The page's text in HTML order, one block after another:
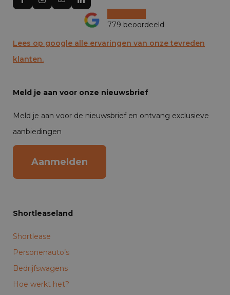
779 beoordeeld
Lees op google alle ervaringen van onze tevreden
klanten.
Meld je aan voor onze nieuwsbrief
Meld je aan voor de nieuwsbrief en ontvang exclusieve
aanbiedingen
Aanmelden
Shortleaseland
Shortlease
Personenauto’s
Bedrijfswagens
Hoe werkt het?